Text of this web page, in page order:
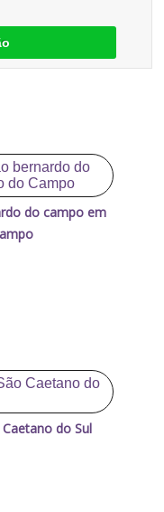
do campo em
do Sul